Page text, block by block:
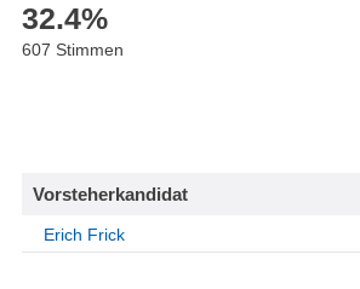
32.4%
607 Stimmen
Vorsteherkandidat
Erich Frick